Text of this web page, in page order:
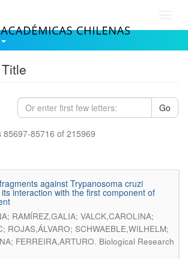
Go
85697-85716 of 215969
against Trypanosoma cruzi
interaction with the first component of
RAMÍREZ,GALIA; VALCK,CAROLINA;
ROJAS,ÁLVARO; SCHWAEBLE,WILHELM;
FERREIRA,ARTURO. Biological Research